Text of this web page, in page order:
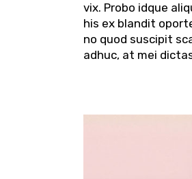
vix. Probo idque
his ex blandit
no quod suscipit
adhuc, at mei